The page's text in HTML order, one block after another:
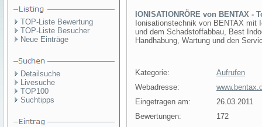
TOP-Liste Bewertung
TOP-Liste Besucher
Neue Einträge
Detailsuche
Livesuche
TOP100
Suchtipps
IONISATIONRÖRE von BENTAX -
Ionisationstechnik von BENTAX mit
und dem Schadstoffabbau, Best
Handhabung, Wartung und den
Kategorie:
Aufrufen
Webadresse:
Eingetragen am:
26.03.2011
Bewertungen:
172